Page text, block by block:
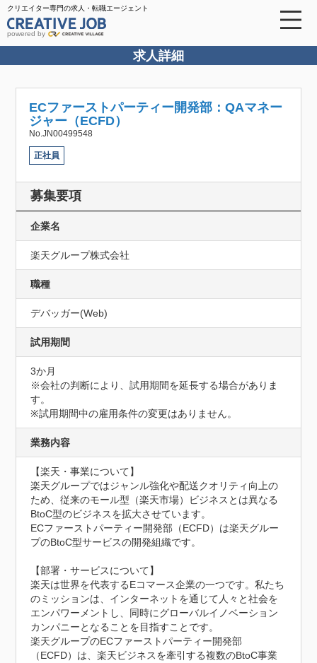
クリエイター専門の求人・転職エージェント
powered by
求人詳細
ECファーストパーティー開発部：QAマネー
ジャー（ECFD）
No.JN00499548
正社員
募集要項
企業名
楽天グループ株式会社
職種
デバッガー(Web)
試用期間
3か月
※会社の判断により、試用期間を延長する場合がありま
す。
※試用期間中の雇用条件の変更はありません。
業務内容
【楽天・事業について】
楽天グループではジャンル強化や配送クオリティ向上の
ため、従来のモール型（楽天市場）ビジネスとは異なる
BtoC型のビジネスを拡大させています。
ECファーストパーティー開発部（ECFD）は楽天グルー
プのBtoC型サービスの開発組織です。
【部署・サービスについて】
楽天は世界を代表するEコマース企業の一つです。私たち
のミッションは、インターネットを通じて人々と社会を
エンパワーメントし、同時にグローバルイノベーション
カンパニーとなることを目指すことです。
楽天グループのECファーストパーティー開発部
（ECFD）は、楽天ビジネスを牽引する複数のBtoC事業